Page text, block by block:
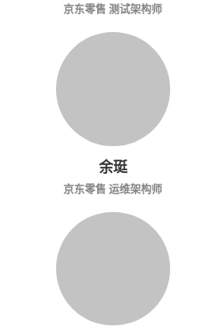
京东零售 测试架构师
余珽
京东零售 运维架构师